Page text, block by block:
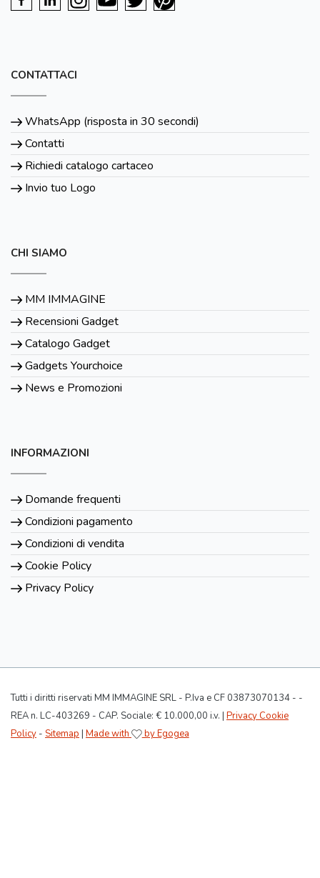
CONTATTACI
WhatsApp (risposta in 30 secondi)
Contatti
Richiedi catalogo cartaceo
Invio tuo Logo
CHI SIAMO
MM IMMAGINE
Recensioni Gadget
Catalogo Gadget
Gadgets Yourchoice
News e Promozioni
INFORMAZIONI
Domande frequenti
Condizioni pagamento
Condizioni di vendita
Cookie Policy
Privacy Policy
Tutti i diritti riservati MM IMMAGINE SRL - P.Iva e CF 03873070134 - -
REA n. LC-403269 - CAP. Sociale: € 10.000,00 i.v. | Privacy Cookie
Policy - Sitemap | Made with by Egogea